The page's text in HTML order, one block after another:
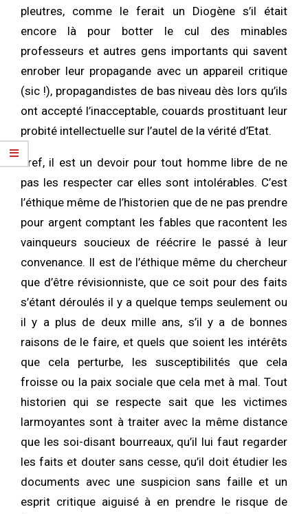
pleutres, comme le ferait un Diogène s’il était
encore là pour botter le cul des minables
professeurs et autres gens importants qui savent
enrober leur propagande avec un appareil critique
(sic !), propagandistes de bas niveau dès lors qu’ils
ont accepté l’inacceptable, couards prostituant leur
probité intellectuelle sur l’autel de la vérité d’Etat.
Bref, il est un devoir pour tout homme libre de ne
pas les respecter car elles sont intolérables. C’est
l’éthique même de l’historien que de ne pas prendre
pour argent comptant les fables que racontent les
vainqueurs soucieux de réécrire le passé à leur
convenance. Il est de l’éthique même du chercheur
que d’être révisionniste, que ce soit pour des faits
s’étant déroulés il y a quelque temps seulement ou
il y a plus de deux mille ans, s’il y a de bonnes
raisons de le faire, et quels que soient les intérêts
que cela perturbe, les susceptibilités que cela
froisse ou la paix sociale que cela met à mal. Tout
historien qui se respecte sait que les victimes
larmoyantes sont à traiter avec la même distance
que les soi-disant bourreaux, qu’il lui faut regarder
les faits et douter sans cesse, qu’il doit étudier les
documents avec une suspicion sans faille et un
esprit critique aiguisé à en prendre le risque de